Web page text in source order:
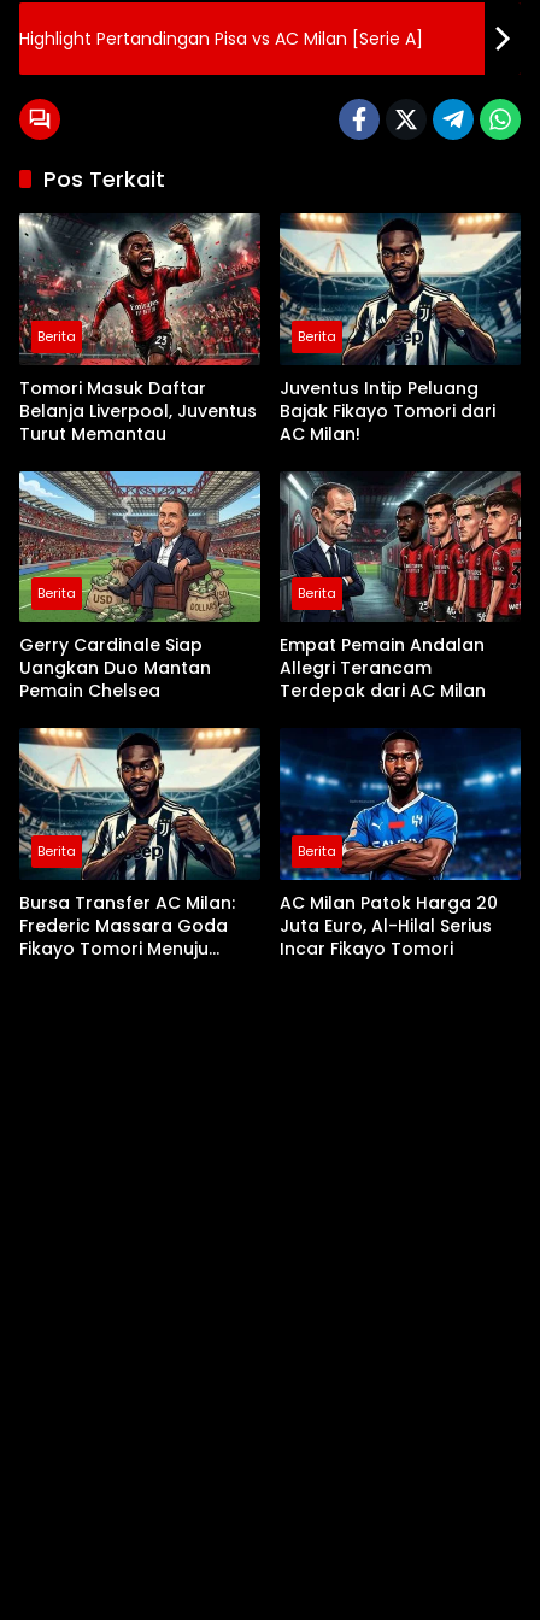
Highlight Pertandingan Pisa vs AC Milan [Serie A]
Pos Terkait
Berita
Tomori Masuk Daftar
Belanja Liverpool, Juventus
Turut Memantau
Berita
Juventus Intip Peluang
Bajak Fikayo Tomori dari
AC Milan!
Berita
Gerry Cardinale Siap
Uangkan Duo Mantan
Pemain Chelsea
Berita
Empat Pemain Andalan
Allegri Terancam
Terdepak dari AC Milan
Berita
Bursa Transfer AC Milan:
Frederic Massara Goda
Fikayo Tomori Menuju
Berita
AC Milan Patok Harga 20
Juta Euro, Al-Hilal Serius
Incar Fikayo Tomori